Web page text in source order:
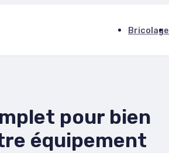
Bricolage
pour bien
équipement